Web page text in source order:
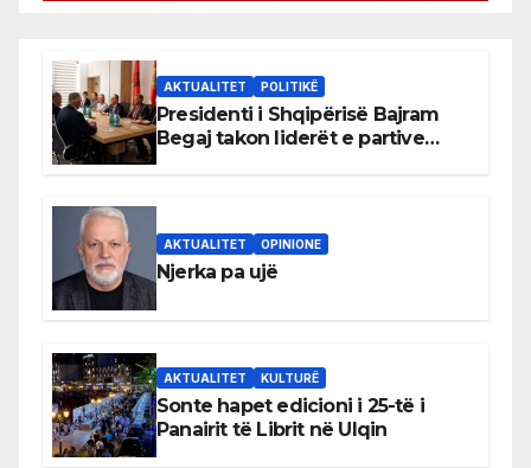
AKTUALITET POLITIKË
Presidenti i Shqipërisë Bajram
Begaj takon liderët e partive
AKTUALITET OPINIONE
Njerka pa ujë
AKTUALITET KULTURË
Sonte hapet edicioni i 25-të i
Panairit të Librit në Ulqin